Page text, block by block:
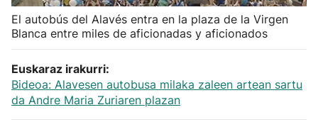
Atletismo
Más deportes
El autobús del Alavés entra en la plaza de la Virgen
Blanca entre miles de aficionadas y aficionados
Euskaraz irakurri:
Bideoa: Alavesen autobusa milaka zaleen artean sartu
da Andre Maria Zuriaren plazan